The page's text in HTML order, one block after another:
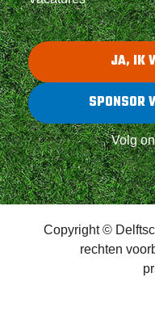
JA, IK
SPONSOR
Volg
Copyright ©
rechten